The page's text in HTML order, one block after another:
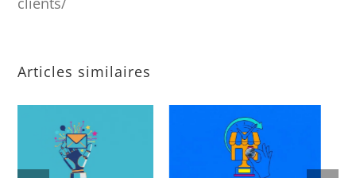
Articles similaires